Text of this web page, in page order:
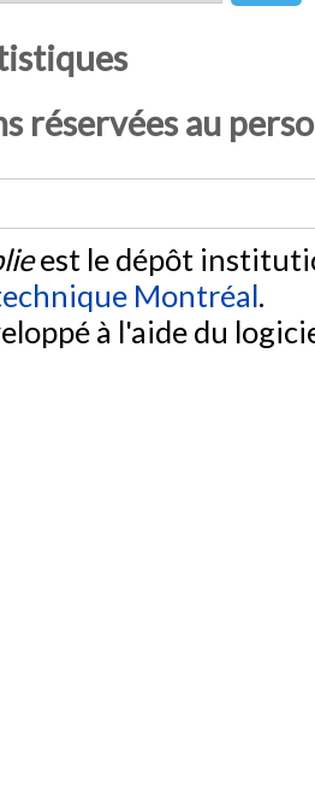
réservées au
est le dépôt
Montréal.
à l'aide du